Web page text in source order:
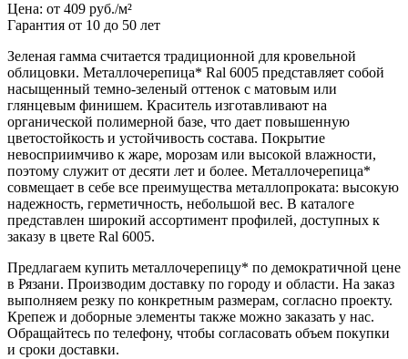
Цена: от 409 руб./м²
Гарантия от 10 до 50 лет
Зеленая гамма считается традиционной для кровельной
облицовки. Металлочерепица* Ral 6005 представляет собой
насыщенный темно-зеленый оттенок с матовым или
глянцевым финишем. Краситель изготавливают на
органической полимерной базе, что дает повышенную
цветостойкость и устойчивость состава. Покрытие
невосприимчиво к жаре, морозам или высокой влажности,
поэтому служит от десяти лет и более. Металлочерепица*
совмещает в себе все преимущества металлопроката: высокую
надежность, герметичность, небольшой вес. В каталоге
представлен широкий ассортимент профилей, доступных к
заказу в цвете Ral 6005.
Предлагаем купить металлочерепицу* по демократичной цене
в Рязани. Производим доставку по городу и области. На заказ
выполняем резку по конкретным размерам, согласно проекту.
Крепеж и доборные элементы также можно заказать у нас.
Обращайтесь по телефону, чтобы согласовать объем покупки
и сроки доставки.